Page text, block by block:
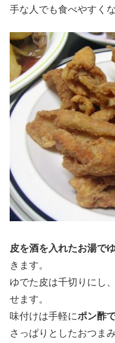
手な人でも食べやすくな
皮を酒を入れたお湯で
きます。
ゆでた皮は千切りにし
せます。
味付けは手軽にポン酢
さっぱりとしたおつま